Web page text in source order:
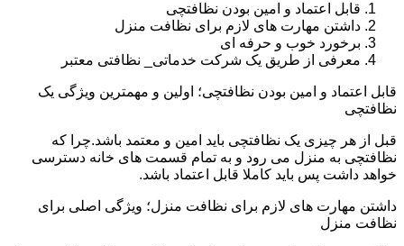
قابل اعتماد و امین بودن نظافتچی
داشتن مهارت های لازم برای نظافت منزل
برخورد خوب و حرفه ای
معرفی از طریق یک شرکت خدماتی_ نظافتی معتبر
قابل اعتماد و امین بودن نظافتچی؛ اولین و مهمترین ویژگی یک
نظافتچی
قبل از هر چیزی یک نظافتچی باید امین و معتمد باشد.چرا که
نظافتچی به منزل می رود و به تمام قسمت های خانه دسترسی
خواهد داشت پس باید کاملا قابل اعتماد باشد.
داشتن مهارت های لازم برای نظافت منزل؛ ویژگی اصلی برای
نظافت منزل